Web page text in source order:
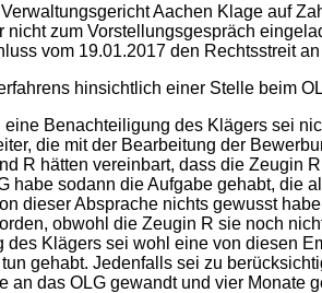
Aachen Klage auf
nicht zum Vorstellungsgespräch
vom 19.01.2017 den Rechtsstreit
hinsichtlich einer Stelle beim
des Klägers sei
die mit der Bearbeitung der
R hätten vereinbart, dass die Zeugin
habe sodann die Aufgabe gehabt,
dieser Absprache nichts gewusst
obwohl die Zeugin R sie noch
Klägers sei wohl eine von diesen
gehabt. Jedenfalls sei zu
an das OLG gewandt und vier